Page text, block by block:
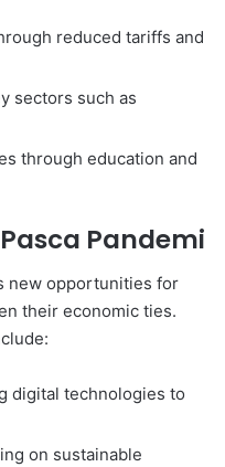
reduced tariffs and
sectors such as
through education and
Pandemi
new opportunities for
their economic ties.
digital technologies to
on sustainable